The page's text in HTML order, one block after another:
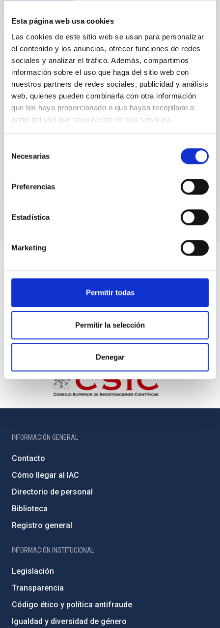
Esta página web usa cookies
Las cookies de este sitio web se usan para personalizar
el contenido y los anuncios, ofrecer funciones de redes
sociales y analizar el tráfico. Además, compartimos
información sobre el uso que haga del sitio web con
nuestros partners de redes sociales, publicidad y análisis
web, quienes pueden combinarla con otra información
que les haya proporcionado o que hayan recopilado a
partir del uso que haya hecho de sus servicios.
Necesarias
Preferencias
Estadística
Marketing
Permitir todas
Permitir la selección
Denegar
EMPLEO
Tres Contratos Predoctorales en el marco
del Proyecto "Substellar European
Research Council Advanced Grant" (PS-
2023-047)
TRES CONTRATOS PRE-DOCTORALES EN EL IAC
(Ref. PS-2023-047) El IAC (Tenerife) anuncia TRES
del proyecto de...
INFORMACIÓN GENERAL
Contacto
Cómo llegar al IAC
Directorio de personal
Biblioteca
Registro general
INFORMACIÓN INSTITUCIONAL
Legislación
Transparencia
Código ético y política antifraude
Igualdad y diversidad de género